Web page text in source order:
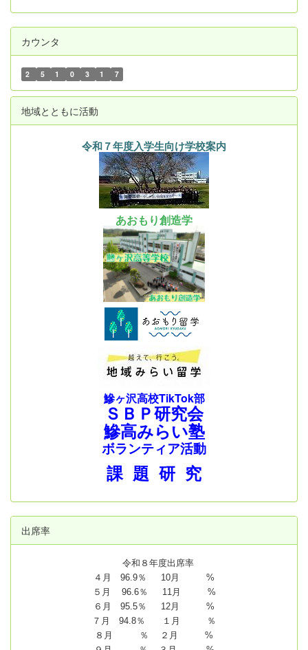
カウンタ
2 5 1 0 3 1 7
地域とともに活動
令和７年度入学生向け学校案内
あおもり創造学
鰺ヶ沢高校TikTok部
ＳＢＰ研究会
鰺高みらい塾
ボランティア活動
課 題 研 究
出席率
令和８年度出席率
４月 96.9％ 10月 %
５月 96.6％ 11月 %
６月 95.5％ 12月 %
７月 94.8％ １月 ％
８月 ％ ２月 %